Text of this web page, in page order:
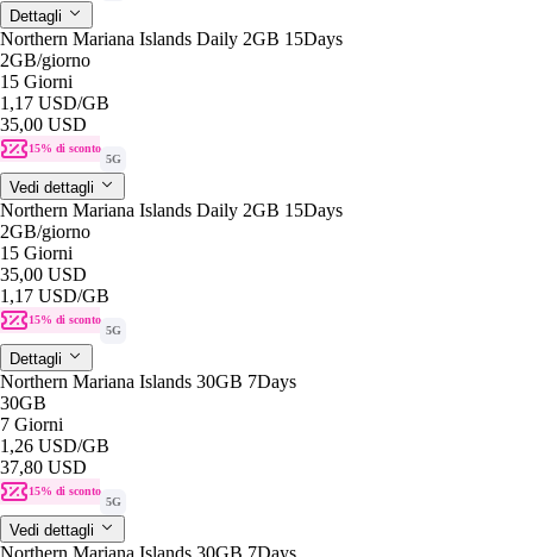
Dettagli
Northern Mariana Islands Daily 2GB 15Days
2GB/giorno
15 Giorni
1,17 USD/GB
35,00 USD
15% di sconto
5G
Vedi dettagli
Northern Mariana Islands Daily 2GB 15Days
2GB/giorno
15 Giorni
35,00 USD
1,17 USD/GB
15% di sconto
5G
Dettagli
Northern Mariana Islands 30GB 7Days
30GB
7 Giorni
1,26 USD/GB
37,80 USD
15% di sconto
5G
Vedi dettagli
Northern Mariana Islands 30GB 7Days